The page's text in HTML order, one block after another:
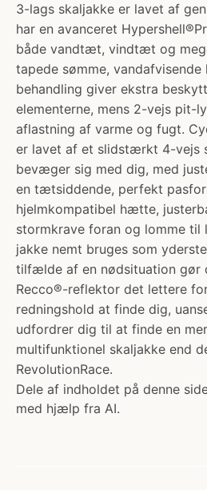
3-lags skaljakke er lavet af
har en avanceret
både vandtæt, vindtæt og
tapede sømme, vandafvisende
behandling giver ekstra
elementerne, mens 2-vejs pit-
aflastning af varme og fugt.
er lavet af et slidstærkt 4-vejs
bevæger sig med dig, med
en tætsiddende, perfekt
hjelmkompatibel hætte,
stormkrave foran og lomme til
jakke nemt bruges som
tilfælde af en nødsituation gør
Recco®-reflektor det lettere
redningshold at finde dig,
udfordrer dig til at finde en
multifunktionel skaljakke end
RevolutionRace.
Dele af indholdet på denne
med hjælp fra AI.